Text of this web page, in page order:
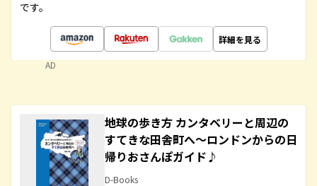
です。
詳細を見る
AD
地球の歩き方 カンタベリーと周辺の
すてきな田舎町へ～ロンドンからの日
帰りおさんぽガイド♪
D-Books